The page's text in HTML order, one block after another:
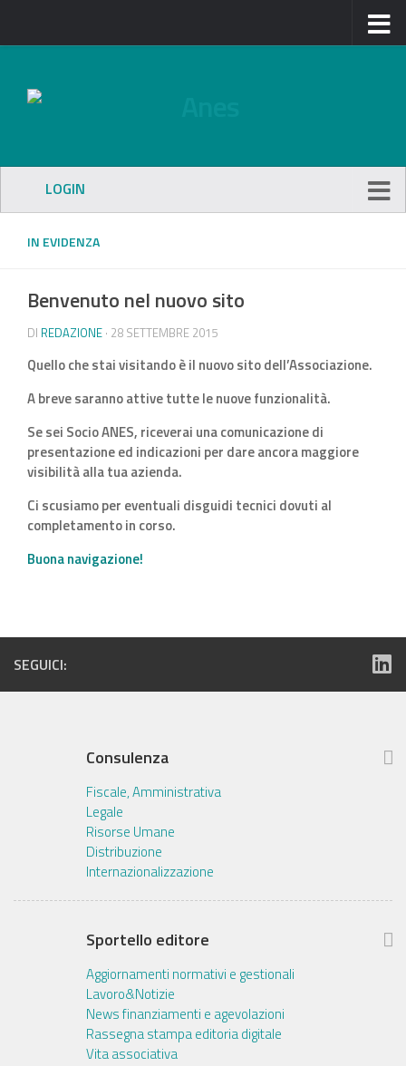
LOGIN
IN EVIDENZA
Benvenuto nel nuovo sito
DI REDAZIONE · 28 SETTEMBRE 2015
Quello che stai visitando è il nuovo sito dell’Associazione.
A breve saranno attive tutte le nuove funzionalità.
Se sei Socio ANES, riceverai una comunicazione di
presentazione ed indicazioni per dare ancora maggiore
visibilità alla tua azienda.
Ci scusiamo per eventuali disguidi tecnici dovuti al
completamento in corso.
Buona navigazione!
SEGUICI:
Consulenza
Fiscale, Amministrativa
Legale
Risorse Umane
Distribuzione
Internazionalizzazione
Sportello editore
Aggiornamenti normativi e gestionali
Lavoro&Notizie
News finanziamenti e agevolazioni
Rassegna stampa editoria digitale
Vita associativa